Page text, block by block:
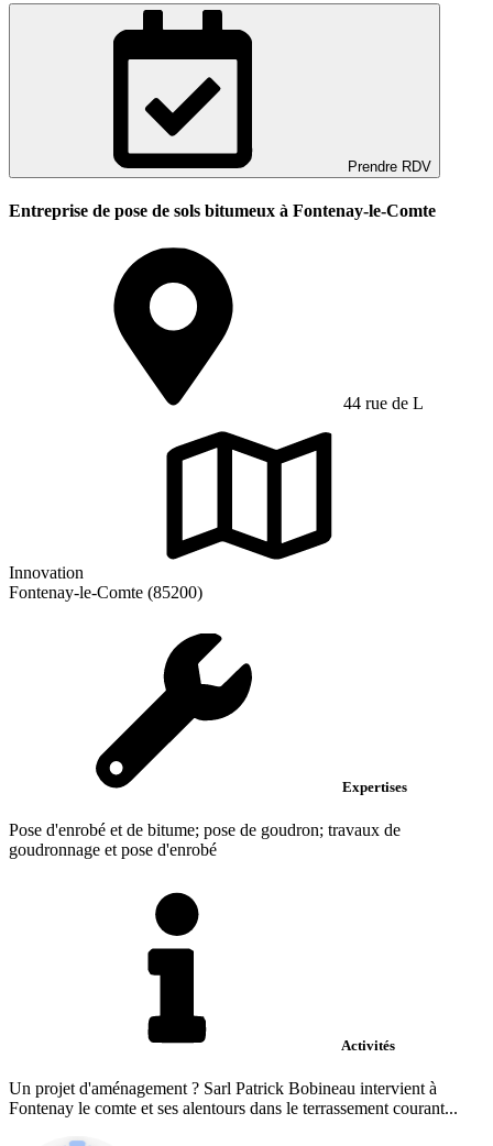
Prendre RDV
Entreprise de pose de sols bitumeux à Fontenay-le-Comte
44 rue de L
Innovation
Fontenay-le-Comte (85200)
Expertises
Pose d'enrobé et de bitume; pose de goudron; travaux de
goudronnage et pose d'enrobé
Activités
Un projet d'aménagement ? Sarl Patrick Bobineau intervient à
Fontenay le comte et ses alentours dans le terrassement courant...